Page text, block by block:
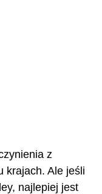
z
krajach. Ale jeśli
najlepiej jest